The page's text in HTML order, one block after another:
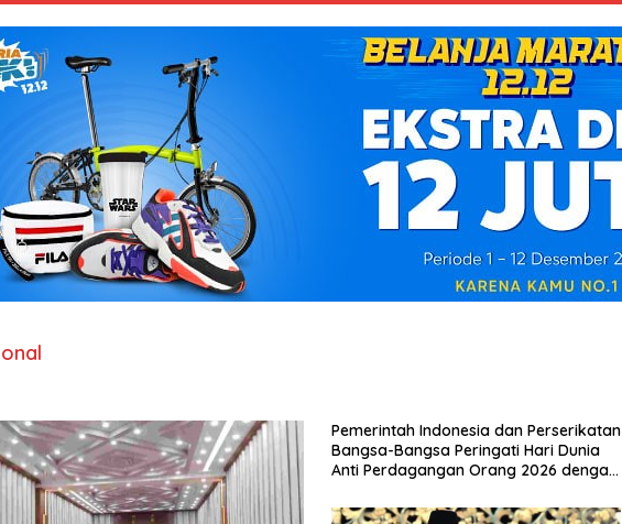
Pemerintah Indonesia dan Perserikatan
Bangsa-Bangsa Peringati Hari Dunia
Anti Perdagangan Orang 2026 dengan
Perdagangan Orang di Era Digital